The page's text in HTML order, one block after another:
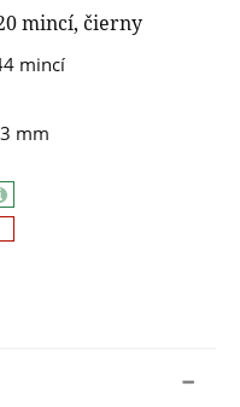
mincí, čierny
mincí
mm